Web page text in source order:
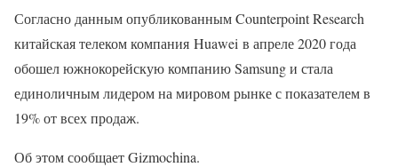
Согласно данным опубликованным Counterpoint Research
китайская телеком компания Huawei в апреле 2020 года
обошел южнокорейскую компанию Samsung и стала
единоличным лидером на мировом рынке с показателем в
19% от всех продаж.
Об этом сообщает Gizmochina.